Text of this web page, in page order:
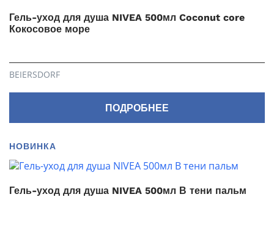
Гель-уход для душа NIVEA 500мл Coconut core
Кокосовое море
BEIERSDORF
ПОДРОБНЕЕ
НОВИНКА
Гель-уход для душа NIVEA 500мл В тени пальм